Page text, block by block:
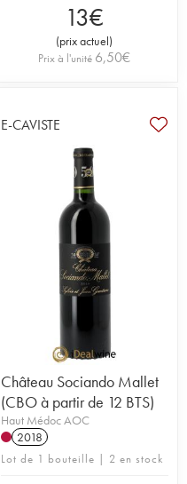
13€
(prix actuel)
Prix à l'unité 6,50€
E-CAVISTE
Château Sociando Mallet
(CBO à partir de 12 BTS)
Haut Médoc AOC
2018
Lot de 1 bouteille | 2 en stock